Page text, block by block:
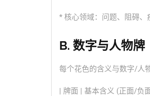
* 核心领域：问题、阻碍、
B. 数字与人物牌
每个花色的含义与数字/人
| 牌面 | 基本含义 (正面/负